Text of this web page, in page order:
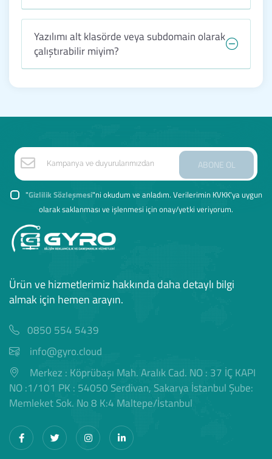
Yazılımı alt klasörde veya subdomain olarak
çalıştırabilir miyim?
ABONE OL
"Gizlilik Sözleşmesi"ni okudum ve anladım. Verilerimin KVKK'ya uygun
olarak saklanması ve işlenmesi için onay/yetki veriyorum.
Ürün ve hizmetlerimiz hakkında daha detaylı bilgi
almak için hemen arayın.
0850 554 5439
info@gyro.cloud
Merkez : Köprübaşı Mah. Aralık Cad. NO : 37 İÇ KAPI
NO :1/101 PK : 54050 Serdivan, Sakarya İstanbul Şube:
Memleket Sok. No 8 K:4 Maltepe/İstanbul